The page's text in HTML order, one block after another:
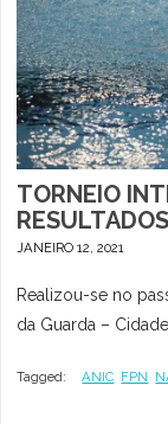
TORNEIO
RESULTADOS
JANEIRO 12, 2021
Realizou-se no
da Guarda –
Tagged: ANIC FPN